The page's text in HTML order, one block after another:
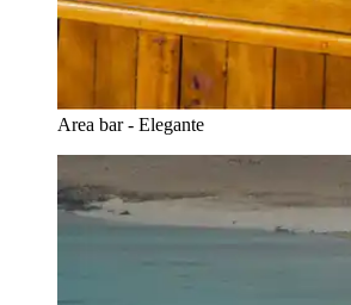
Area bar - Elegante